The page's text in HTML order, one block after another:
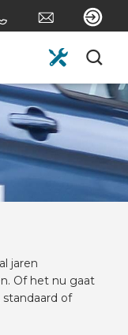
jaren
Of het nu gaat
of